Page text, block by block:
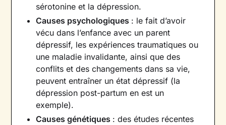
sérotonine et la dépression.
Causes psychologiques : le fait d’avoir
vécu dans l’enfance avec un parent
dépressif, les expériences traumatiques ou
une maladie invalidante, ainsi que des
conflits et des changements dans sa vie,
peuvent entraîner un état dépressif (la
dépression post-partum en est un
exemple).
Causes génétiques : des études récentes